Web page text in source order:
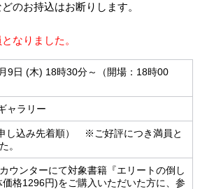
のお持込はお断りします。
なりました。
9日 (木) 18時30分～（開場：18時00
ャラリー
し込み先着順） ※ご好評につき満員と
。
ウンターにて対象書籍『エリートの倒し
価格1296円)をご購入いただいた方に、参